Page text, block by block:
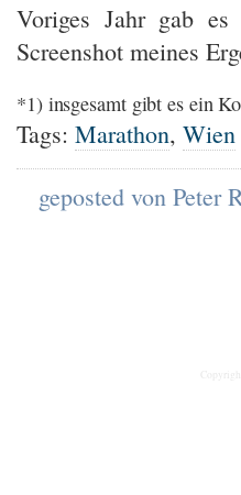
Voriges Jahr gab
Screenshot meines
*1) insgesamt gibt es ein
Tags: Marathon, Wien
geposted von Peter